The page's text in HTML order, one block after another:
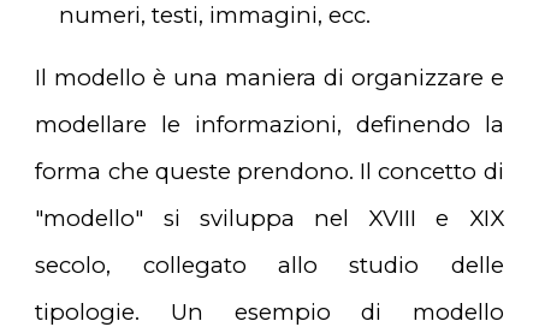
numeri, testi, immagini, ecc.
Il modello è una maniera di organizzare e
modellare le informazioni, definendo la
forma che queste prendono. Il concetto di
"modello" si sviluppa nel XVIII e XIX
secolo, collegato allo studio delle
tipologie. Un esempio di modello